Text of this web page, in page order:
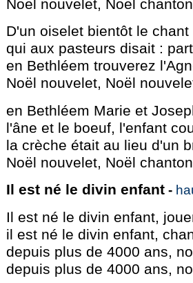
Noël nouvelet, Noël
D'un oiselet bientôt le chant
qui aux pasteurs disait :
en Bethléem trouverez
Noël nouvelet, Noël
en Bethléem Marie et
l'âne et le boeuf, l'enfant
la crèche était au lieu d'un
Noël nouvelet, Noël
Il est né le divin enfant -
Il est né le divin enfant,
il est né le divin enfant,
depuis plus de 4000 ans,
depuis plus de 4000 ans,